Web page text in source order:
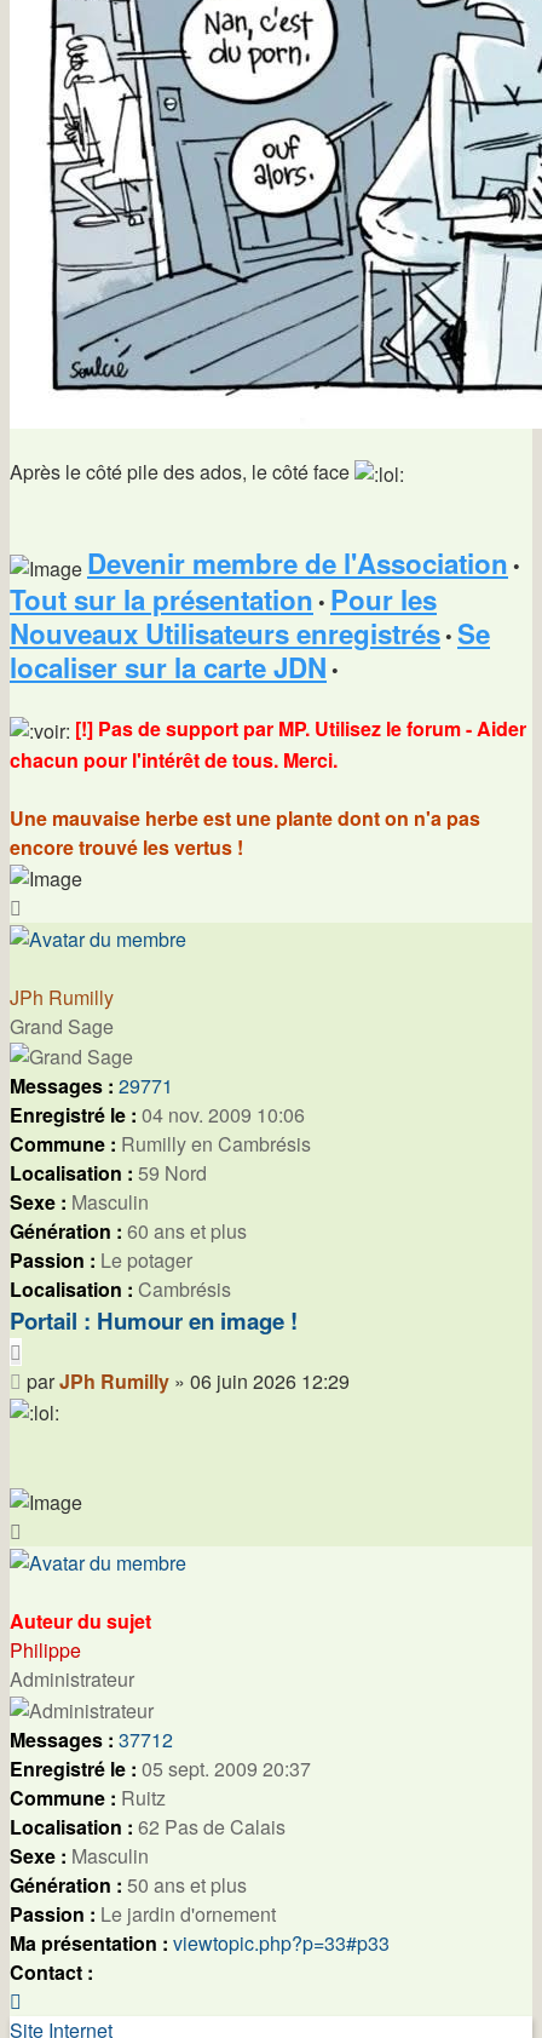
Après le côté pile des ados, le côté face
Devenir membre de l'Association •
Tout sur la présentation • Pour les
Nouveaux Utilisateurs enregistrés • Se
localiser sur la carte JDN •
[!] Pas de support par MP. Utilisez le forum - Aider
chacun pour l'intérêt de tous. Merci.
Une mauvaise herbe est une plante dont on n'a pas
encore trouvé les vertus !
JPh Rumilly
Grand Sage
Messages : 29771
Enregistré le : 04 nov. 2009 10:06
Commune : Rumilly en Cambrésis
Localisation : 59 Nord
Sexe : Masculin
Génération : 60 ans et plus
Passion : Le potager
Localisation : Cambrésis
Portail : Humour en image !
Message
parJPh Rumilly » 06 juin 2026 12:29
Auteur du sujet
Philippe
Administrateur
Messages : 37712
Enregistré le : 05 sept. 2009 20:37
Commune : Ruitz
Localisation : 62 Pas de Calais
Sexe : Masculin
Génération : 50 ans et plus
Passion : Le jardin d'ornement
Ma présentation : viewtopic.php?p=33#p33
Contact :
Philippe
Site Internet